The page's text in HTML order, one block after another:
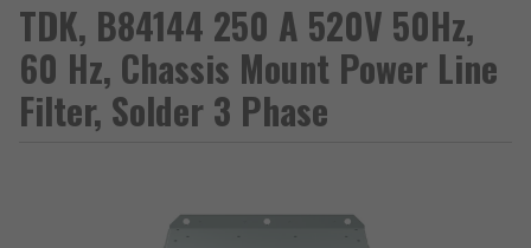
TDK, B84144 250 A 520V 50Hz,
60 Hz, Chassis Mount Power Line
Filter, Solder 3 Phase